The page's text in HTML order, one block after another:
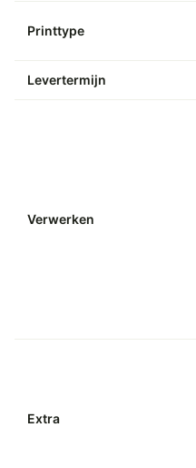
Printtype
Levertermijn
Verwerken
Extra